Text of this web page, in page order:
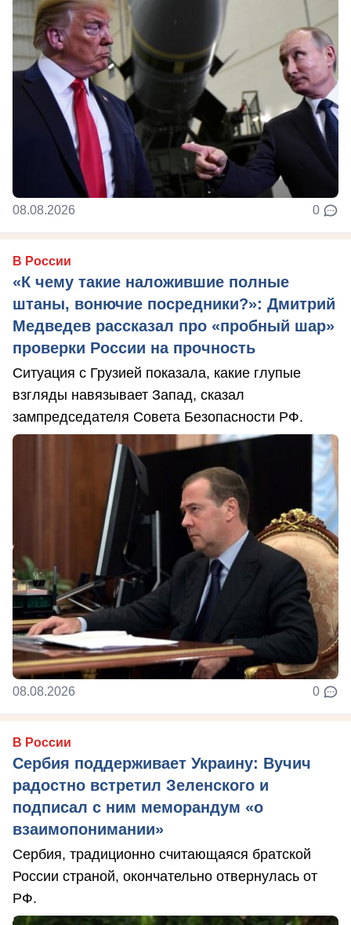
08.08.2026 0
В России
«К чему такие наложившие полные
штаны, вонючие посредники?»: Дмитрий
Медведев рассказал про «пробный шар»
проверки России на прочность
Ситуация с Грузией показала, какие глупые
взгляды навязывает Запад, сказал
зампредседателя Совета Безопасности РФ.
08.08.2026 0
В России
Сербия поддерживает Украину: Вучич
радостно встретил Зеленского и
подписал с ним меморандум «о
взаимопонимании»
Сербия, традиционно считающаяся братской
России страной, окончательно отвернулась от
РФ.